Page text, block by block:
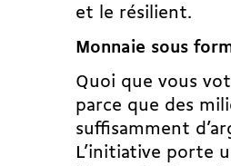
et le résilient.
Monnaie sous
Quoi que vous
parce que des
suffisamment
L’initiative porte